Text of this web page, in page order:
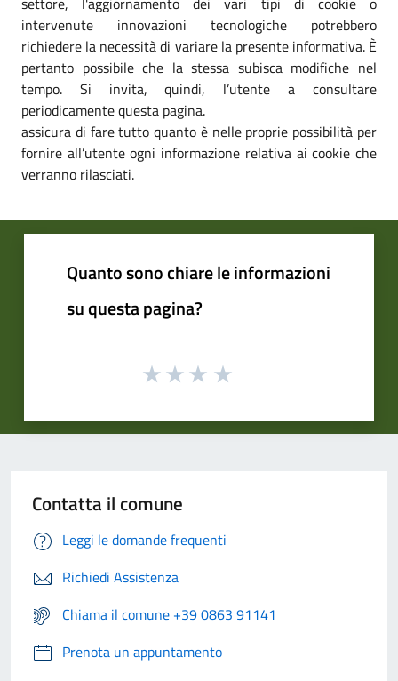
intervenute innovazioni tecnologiche potrebbero
richiedere la necessità di variare la presente informativa. È
pertanto possibile che la stessa subisca modifiche nel
tempo. Si invita, quindi, l’utente a consultare
periodicamente questa pagina.
assicura di fare tutto quanto è nelle proprie possibilità per
fornire all’utente ogni informazione relativa ai cookie che
verranno rilasciati.
Quanto sono chiare le informazioni
su questa pagina?
Contatta il comune
Leggi le domande frequenti
Richiedi Assistenza
Chiama il comune +39 0863 91141
Prenota un appuntamento